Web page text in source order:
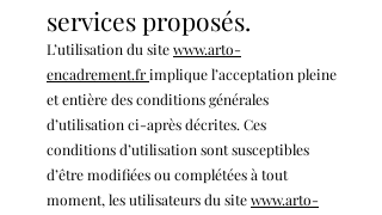
services proposés.
L’utilisation du sitewww.arto-
encadrement.frimplique l’acceptation pleine
et entière des conditions générales
d’utilisation ci-après décrites. Ces
conditions d’utilisation sont susceptibles
d’être modifiées ou complétées à tout
moment, les utilisateurs du sitewww.arto-